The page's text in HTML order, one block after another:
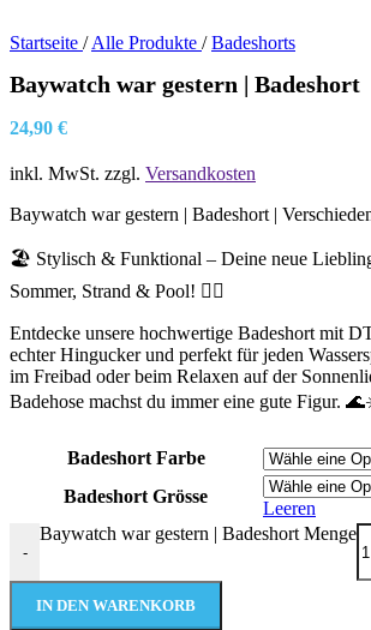
Startseite / Alle Produkte / Badeshorts
Baywatch war gestern | Badeshort
24,90 €
inkl. MwSt. zzgl. Versandkosten
Baywatch war gestern | Badeshort |
🏖️ Stylisch & Funktional – Deine neue
Sommer, Strand & Pool! 🏊‍♂️
Entdecke unsere hochwertige Badeshort mit
echter Hingucker und perfekt für jeden
im Freibad oder beim Relaxen auf der
Badehose machst du immer eine gute Figur.
Badeshort Farbe
Badeshort Grösse
Leeren
-
Baywatch war gestern | Badeshort Menge
IN DEN WARENKORB